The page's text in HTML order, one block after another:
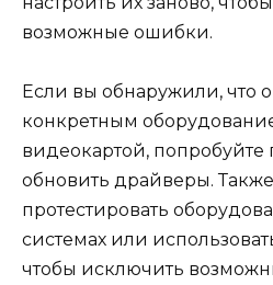
возможные ошибки.
Если вы обнаружили, что
конкретным
видеокартой, попробуйте
обновить драйверы.
протестировать
системах или
чтобы исключить